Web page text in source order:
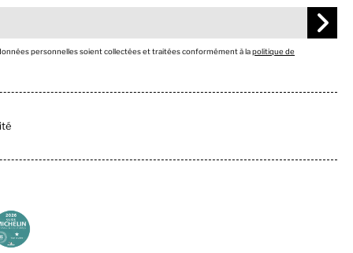
personnelles soient collectées et traitées conformément à lapolitique de